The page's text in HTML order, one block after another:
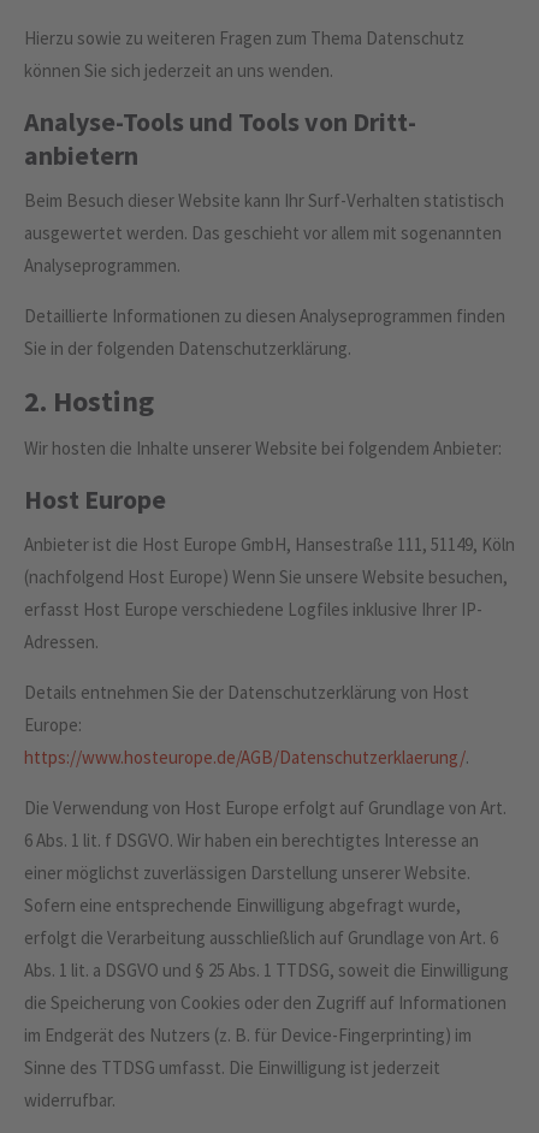
Hierzu sowie zu weiteren Fragen zum Thema Datenschutz
können Sie sich jederzeit an uns wenden.
Analyse-Tools und Tools von Dritt­
anbietern
Beim Besuch dieser Website kann Ihr Surf-Verhalten statistisch
ausgewertet werden. Das geschieht vor allem mit sogenannten
Analyseprogrammen.
Detaillierte Informationen zu diesen Analyseprogrammen finden
Sie in der folgenden Datenschutzerklärung.
2. Hosting
Wir hosten die Inhalte unserer Website bei folgendem Anbieter:
Host Europe
Anbieter ist die Host Europe GmbH, Hansestraße 111, 51149, Köln
(nachfolgend Host Europe) Wenn Sie unsere Website besuchen,
erfasst Host Europe verschiedene Logfiles inklusive Ihrer IP-
Adressen.
Details entnehmen Sie der Datenschutzerklärung von Host
Europe:
https://www.hosteurope.de/AGB/Datenschutzerklaerung/.
Die Verwendung von Host Europe erfolgt auf Grundlage von Art.
6 Abs. 1 lit. f DSGVO. Wir haben ein berechtigtes Interesse an
einer möglichst zuverlässigen Darstellung unserer Website.
Sofern eine entsprechende Einwilligung abgefragt wurde,
erfolgt die Verarbeitung ausschließlich auf Grundlage von Art. 6
Abs. 1 lit. a DSGVO und § 25 Abs. 1 TTDSG, soweit die Einwilligung
die Speicherung von Cookies oder den Zugriff auf Informationen
im Endgerät des Nutzers (z. B. für Device-Fingerprinting) im
Sinne des TTDSG umfasst. Die Einwilligung ist jederzeit
widerrufbar.